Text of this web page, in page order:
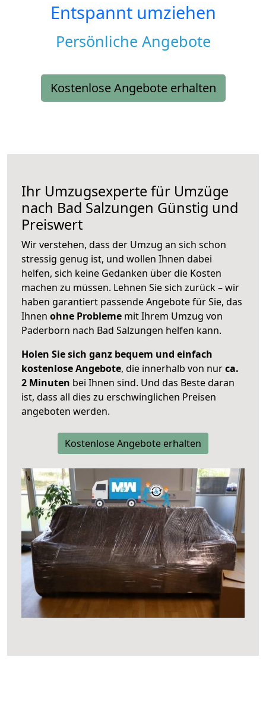
Entspannt umziehen
Persönliche Angebote
Kostenlose Angebote erhalten
Ihr Umzugsexperte für Umzüge
nach Bad Salzungen Günstig und
Preiswert
Wir verstehen, dass der Umzug an sich schon
stressig genug ist, und wollen Ihnen dabei
helfen, sich keine Gedanken über die Kosten
machen zu müssen. Lehnen Sie sich zurück – wir
haben garantiert passende Angebote für Sie, das
Ihnen ohne Probleme mit Ihrem Umzug von
Paderborn nach Bad Salzungen helfen kann.
Holen Sie sich ganz bequem und einfach
kostenlose Angebote, die innerhalb von nurca.
2 Minuten bei Ihnen sind. Und das Beste daran
ist, dass all dies zu erschwinglichen Preisen
angeboten werden.
Kostenlose Angebote erhalten